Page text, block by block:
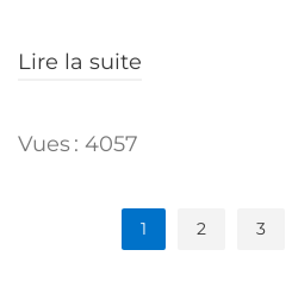
Lire la suite
Vues : 4057
1 2 3